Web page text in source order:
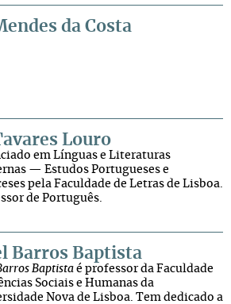
da Costa
Louro
em Línguas e Literaturas
— Estudos Portugueses e
pela Faculdade de Letras de Lisboa.
de Português.
Barros Baptista
Baptista é professor da Faculdade
Sociais e Humanas da
Nova de Lisboa. Tem dedicado a